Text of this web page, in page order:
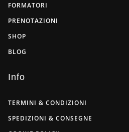
FORMATORI
PRENOTAZIONI
SHOP
BLOG
Info
TERMINI & CONDIZIONI
SPEDIZIONI & CONSEGNE